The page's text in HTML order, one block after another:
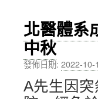
北醫體系
中秋
發佈日期: 2022-10-
A先生因